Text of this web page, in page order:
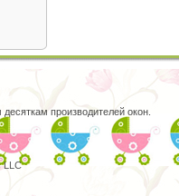
производителей окон.
LLC